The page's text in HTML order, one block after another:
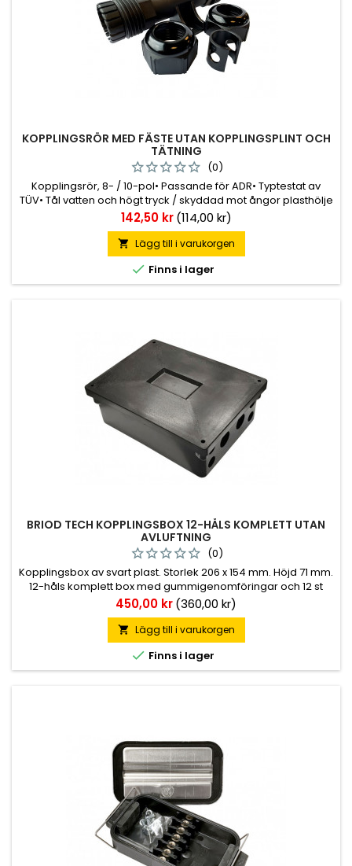
KOPPLINGSRÖR MED FÄSTE UTAN KOPPLINGSPLINT OCH
TÄTNING
(0)
Kopplingsrör, 8- / 10-pol• Passande för ADR• Typtestat av
TÜV• Tål vatten och högt tryck / skyddad mot ångor plasthölje
med klass IP6K9K• M25 kabeldiameter OBS! Om man drar åt
muttern för hårt utan att ha kabel eller annat i det cirkulära
hålet så riskerar lamellerna att
Pris
142,50 kr (114,00 kr)
 Lägg till i varukorgen
 Finns i lager
BRIOD TECH KOPPLINGSBOX 12-HÅLS KOMPLETT UTAN
AVLUFTNING
(0)
Kopplingsbox av svart plast. Storlek 206 x 154 mm. Höjd 71 mm.
12-håls komplett box med gummigenomföringar och 12 st
anslutningsplintar. Skyddsklass IP54. ADR-godkänd.
Pris
450,00 kr(360,00 kr)
 Lägg till i varukorgen
 Finns i lager